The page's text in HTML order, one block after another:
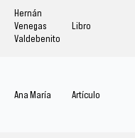
Hernán
Venegas
Valdebenito
Libro
Ana María Artículo